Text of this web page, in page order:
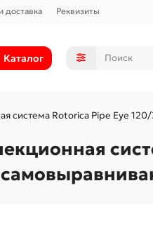
доставка Реквизиты
Каталог
система Rotorica Pipe Еуе